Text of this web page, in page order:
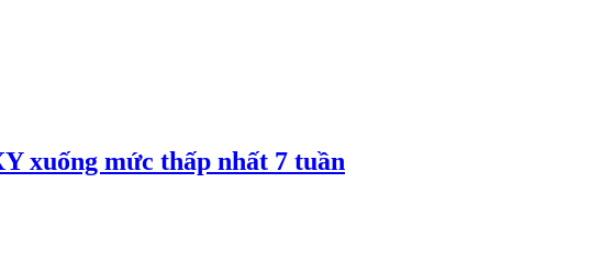
xuống mức thấp nhất 7 tuần